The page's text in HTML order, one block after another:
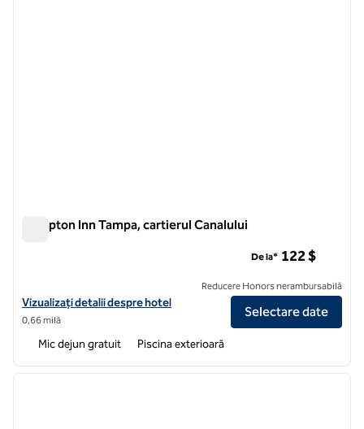
Hampton Inn Tampa, cartierul Canalului
Vizualizați detaliile hotelului Hampton Inn Tampa Downtown
Vizualizați detalii despre hotel
0,66 milă
De la* 122 $
Reducere Honors nerambursabilă
Selectare date
Mic dejun gratuit Piscina exterioară
1 din 13